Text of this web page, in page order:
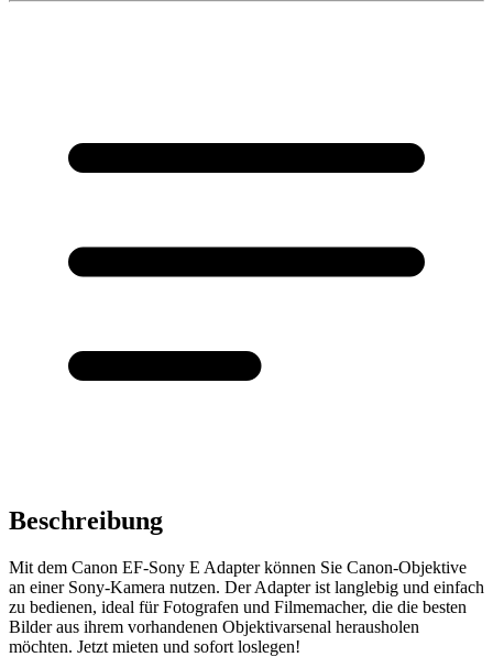
Beschreibung
Mit dem Canon EF-Sony E Adapter können Sie Canon-Objektive
an einer Sony-Kamera nutzen. Der Adapter ist langlebig und einfach
zu bedienen, ideal für Fotografen und Filmemacher, die die besten
Bilder aus ihrem vorhandenen Objektivarsenal herausholen
möchten. Jetzt mieten und sofort loslegen!